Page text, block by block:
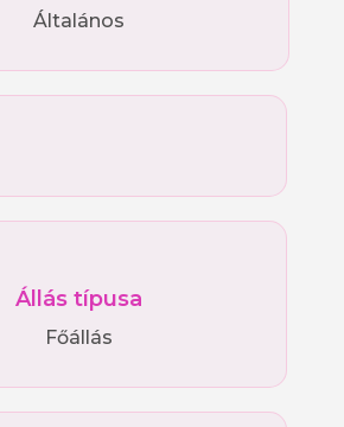
Általános
Állás típusa
Főállás